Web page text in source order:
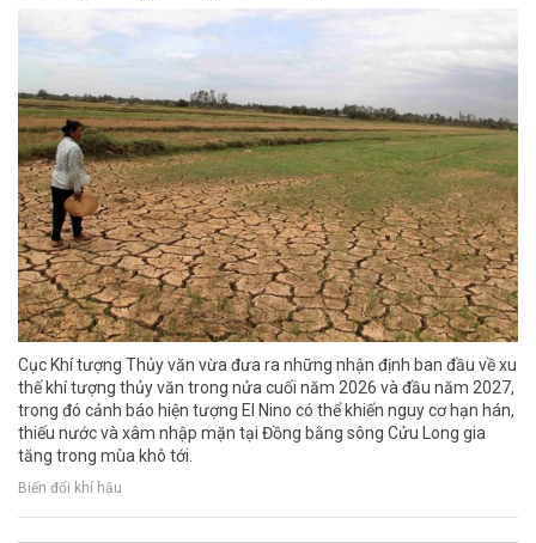
Cục Khí tượng Thủy văn vừa đưa ra những nhận định ban đầu về xu
thế khí tượng thủy văn trong nửa cuối năm 2026 và đầu năm 2027,
trong đó cảnh báo hiện tượng El Nino có thể khiến nguy cơ hạn hán,
thiếu nước và xâm nhập mặn tại Đồng bằng sông Cửu Long gia
tăng trong mùa khô tới.
Biến đổi khí hậu